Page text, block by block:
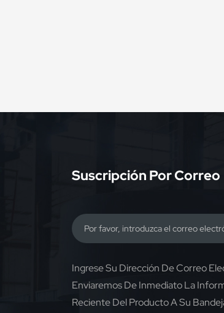
Suscripción Por Correo
Ingrese Su Dirección De Correo
Enviaremos De Inmediato La
Reciente Del Producto A Su